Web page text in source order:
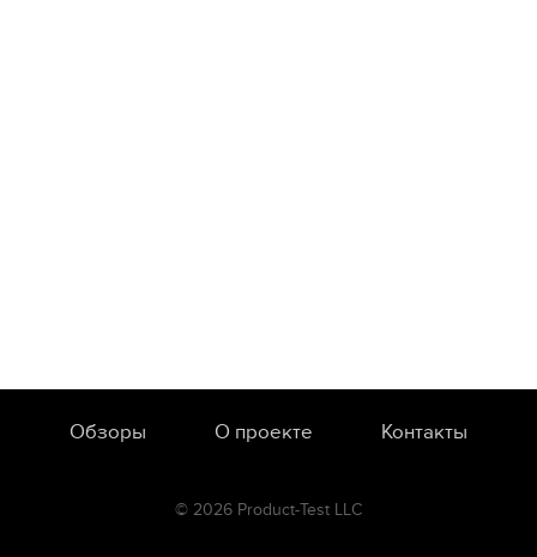
Обзоры О проекте Контакты
© 2026 Product-Test LLC